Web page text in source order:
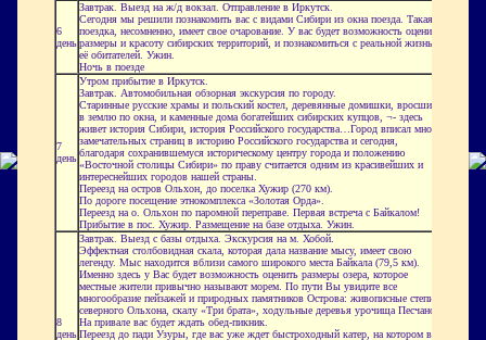
6
день
Завтрак. Выезд на ж/д вокзал. Отправление в Иркутск.
Сегодня мы решили познакомить вас с видами Сибири из окна поезда. Такая
поездка, несомненно, имеет свое очарование. У вас будет возможность оценить
размеры и красоту сибирских территорий, и познакомиться с реальной жизнью
её обитателей. Ужин.
Ночь в поезде
7
день
Утром прибытие в Иркутск.
Завтрак. Автомобильная обзорная экскурсия по городу.
Старинные русские храмы и польский костел, деревянные домишки, вросшие
в землю по окна, и каменные дома богатейших сибирских купцов, ¬- здесь
живет история Сибири, история Российского государства…Город вписал много
замечательных страниц в историю Российского государства и сегодня,
благодаря сохранившемуся историческому центру города и положению
«Восточной столицы Сибири» по праву считается одним из красивейших и
интереснейших городов нашей страны.
Переезд на остров Ольхон, до поселка Хужир (270 км).
По дороге посещение этнокомплекса «Золотая Орда».
Переезд на о. Ольхон по паромной переправе. Первая встреча с Байкалом!
Прибытие в пос. Хужир. Размещение на базе отдыха. Ужин.
8
день
Завтрак. Выезд с базы отдыха. Экскурсия на м. Хобой.
Эффектная столбовидная скала, которая дала название мысу, имеет свою
легенду. Мыс находится вблизи самого широкого места Байкала (79,5 км).
Именно здесь у Вас будет возможность оценить размеры озера, которое
местные жители привычно называют морем. По пути Вы увидите все
многообразие пейзажей и природных памятников Острова: живописные степи
северного Ольхона, скалу «Три брата», ходульные деревья урочища Песчаное.
На привале вас будет ждать обед-пикник.
Переезд до пади Узуры, где вас уже ждет быстроходный катер, на котором вы